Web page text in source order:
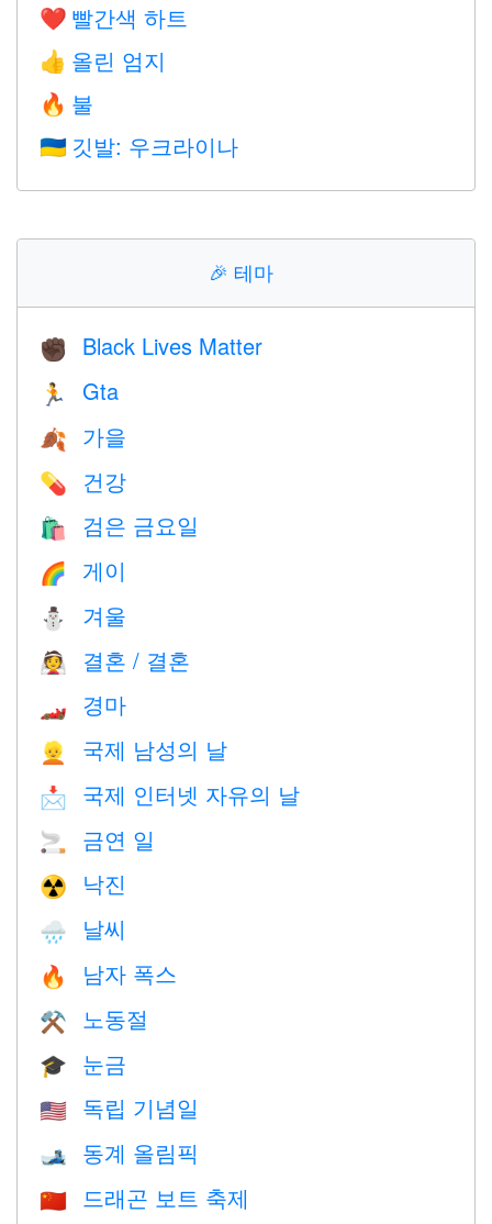
❤️ 빨간색 하트
👍 올린 엄지
🔥 불
🇺🇦 깃발: 우크라이나
🎉 테마
✊🏿 Black Lives Matter
🏃 Gta
🍂 가을
💊 건강
🛍 검은 금요일
🌈 게이
⛄ 겨울
👰 결혼 / 결혼
🏎 경마
👱 국제 남성의 날
📩 국제 인터넷 자유의 날
🚬 금연 일
☢️ 낙진
🌧 날씨
🔥 남자 폭스
⚒️ 노동절
🎓 눈금
🇺🇸 독립 기념일
🎿 동계 올림픽
🇨🇳 드래곤 보트 축제